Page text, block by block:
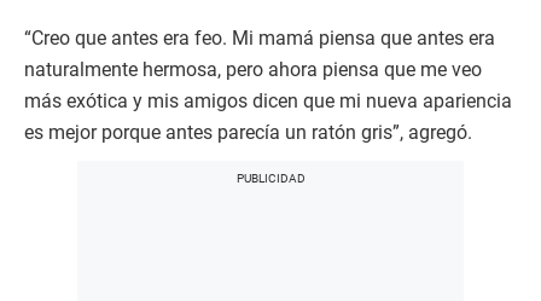
“Creo que antes era feo. Mi mamá piensa que antes era
naturalmente hermosa, pero ahora piensa que me veo
más exótica y mis amigos dicen que mi nueva apariencia
es mejor porque antes parecía un ratón gris”, agregó.